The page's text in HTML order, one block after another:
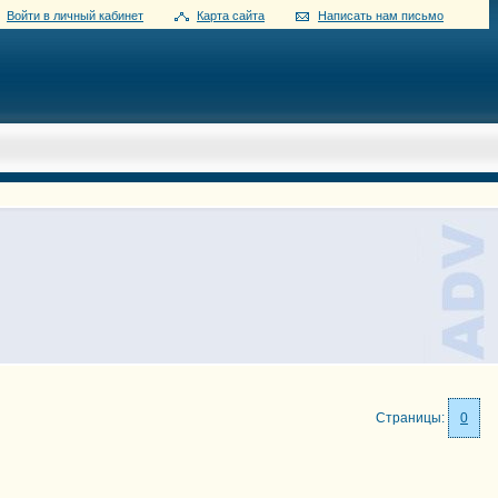
Войти в личный кабинет Карта сайта Написать нам письмо
Страницы: 0